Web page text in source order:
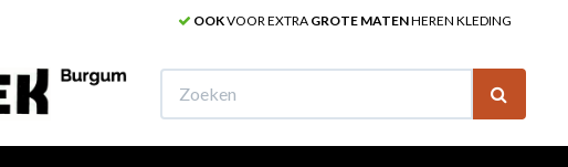
OOKVOOR EXTRA GROTE MATENHEREN KLEDING